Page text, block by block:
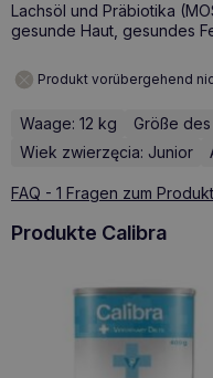
Lachsöl und Präbiotika
gesunde Haut, gesundes
Produkt vorübergehend
Waage: 12 kg
Größe
Wiek zwierzęcia: Junior
FAQ - 1 Fragen zum Produkt
Produkte Calibra